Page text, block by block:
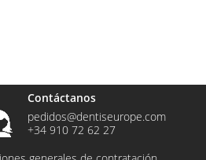
Contáctanos
pedidos@dentiseurope.com
+34 910 72 62 27